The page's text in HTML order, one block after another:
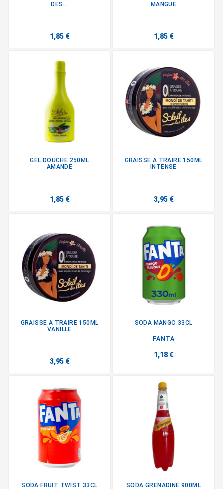
DES...
1,85 €
MANGUE
1,85 €
GEL DOUCHE 250ML
AMANDE
1,85 €
GRAISSE A TRAIRE 150ML
INTENSE
3,95 €
GRAISSE A TRAIRE 150ML
VANILLE
3,95 €
SODA MANGO 33CL
FANTA
1,18 €
SODA FRUIT TWIST 33CL SODA GRENADINE 900ML